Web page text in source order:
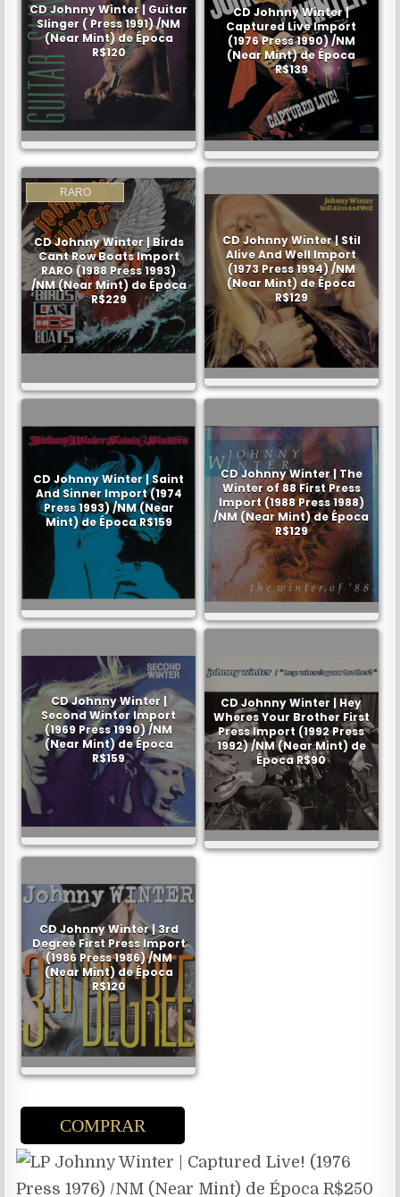
CD Johnny Winter | Guitar
Slinger ( Press 1991) /NM
(Near Mint) de Época
R$120
CD Johnny Winter |
Captured Live Import
(1976 Press 1990) /NM
(Near Mint) de Época
R$139
RARO
CD Johnny Winter | Birds
Cant Row Boats Import
RARO (1988 Press 1993)
/NM (Near Mint) de Época
R$229
CD Johnny Winter | Stil
Alive And Well Import
(1973 Press 1994) /NM
(Near Mint) de Época
R$129
CD Johnny Winter | Saint
And Sinner Import (1974
Press 1993) /NM (Near
Mint) de Época R$159
CD Johnny Winter | The
Winter of 88 First Press
Import (1988 Press 1988)
/NM (Near Mint) de Época
R$129
CD Johnny Winter |
Second Winter Import
(1969 Press 1990) /NM
(Near Mint) de Época
R$159
CD Johnny Winter | Hey
Wheres Your Brother First
Press Import (1992 Press
1992) /NM (Near Mint) de
Época R$90
CD Johnny Winter | 3rd
Degree First Press Import
(1986 Press 1986) /NM
(Near Mint) de Época
R$120
COMPRAR